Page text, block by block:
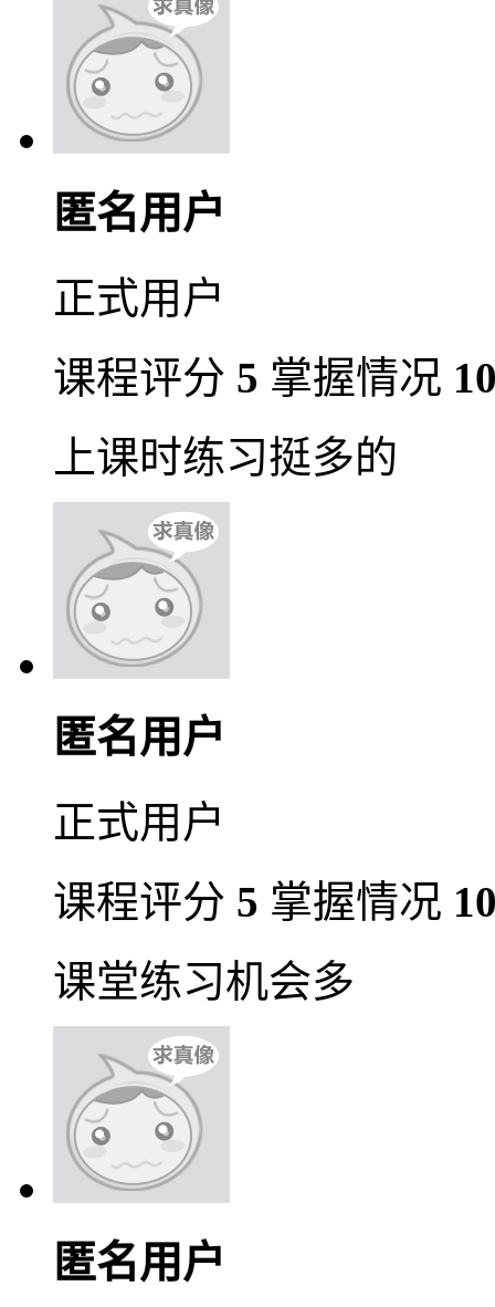
匿名用户
正式用户
课程评分 5 掌握情况
上课时练习挺多的
匿名用户
正式用户
课程评分 5 掌握情况
课堂练习机会多
匿名用户